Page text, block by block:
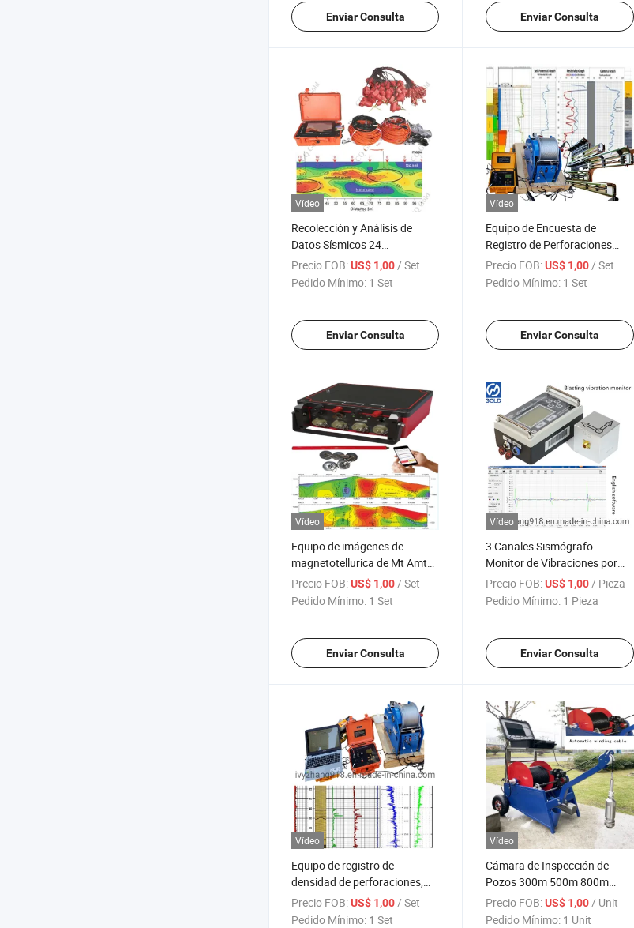
Registros Geofísicos
Enviar Consulta
de Perforación con Brazos
Abiertos
Enviar Consulta
Vídeo
Recolección y Análisis de
Datos Sísmicos 24
Sismógrafo de Canal Sistema
de Imágenes Sísmicas para
Precio FOB:US$ 1,00/ Set
Pedido Mínimo: 1 Set
Enviar Consulta
Vídeo
Equipo de Encuesta de
Registro de Perforaciones
Registrador de Pozo
Instrumento de Registro en
Natural Resistividad
Temperatura Herramientas de
Precio FOB: US$ 1,00 / Set
Pedido Mínimo: 1 Set
Enviar Consulta
Vídeo
Equipo de imágenes de
magnetotellurica de Mt Amt
Csamt, sensores magnéticos
y eléctricos, equipo de
subterráneas
Precio FOB:US$ 1,00/ Set
Pedido Mínimo: 1 Set
Enviar Consulta
Vídeo
3 Canales Sismógrafo
Monitor de Vibraciones por
Voladura Grabador de
Vibraciones por Voladura
Vibraciones por Voladura en
Sitios de Construcción
Precio FOB: US$ 1,00/ Pieza
Pedido Mínimo: 1 Pieza
Enviar Consulta
Vídeo
Equipo de registro de
densidad de perforaciones,
sistema de registro eléctrico,
registrador de gamma
Precio FOB:US$ 1,00 / Set
Pedido Mínimo: 1 Set
Vídeo
Cámara de Inspección de
Pozos 300m 500m 800m
1000m Cámara de Video
Subterránea con
Precio FOB: US$ 1,00 / Unit
Pedido Mínimo: 1 Unit